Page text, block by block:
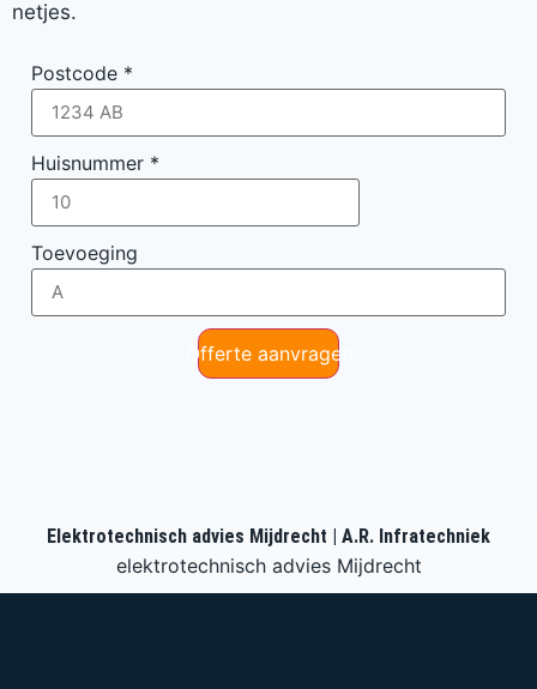
netjes.
Postcode *
Huisnummer *
Toevoeging
Offerte aanvragen
Elektrotechnisch advies Mijdrecht | A.R. Infratechniek
elektrotechnisch advies Mijdrecht